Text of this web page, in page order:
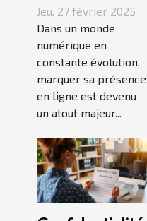
agence pour
optimiser votre
présence en
ligne
Jeu. 27 février 2025
Dans un monde
numérique en
constante évolution,
marquer sa présence
en ligne est devenu
un atout majeur...